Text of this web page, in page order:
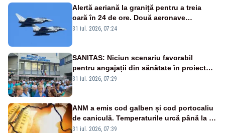
Alertă aeriană la graniță pentru a treia
oară în 24 de ore. Două aeronave
Eurofighter britanice au fost ridicate de la
31 iul. 2026, 07:24
SANITAS: Niciun scenariu favorabil
pentru angajații din sănătate în proiectul
Legii salarizării
31 iul. 2026, 07:29
ANM a emis cod galben și cod portocaliu
de caniculă. Temperaturile urcă până la 38
de grade, iar nopțile devin tropicale
31 iul. 2026, 07:39